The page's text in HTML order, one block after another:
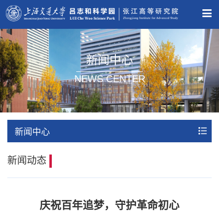
新闻中心
NEWS CENTER
新闻中心
新闻动态
庆祝百年追梦，守护革命初心